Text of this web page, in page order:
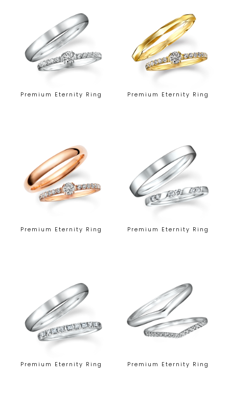
Premium Eternity Ring Premium Eternity Ring
Premium Eternity Ring Premium Eternity Ring
Premium Eternity Ring Premium Eternity Ring